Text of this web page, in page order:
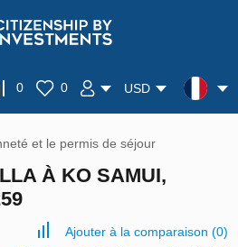
0 0 USD
et le permis de séjour
À KO SAMUI,
Ajouter à la comparaison (0)